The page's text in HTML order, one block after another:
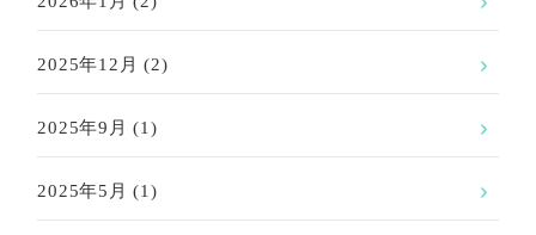
2025年12月 (2)
2025年9月 (1)
2025年5月 (1)